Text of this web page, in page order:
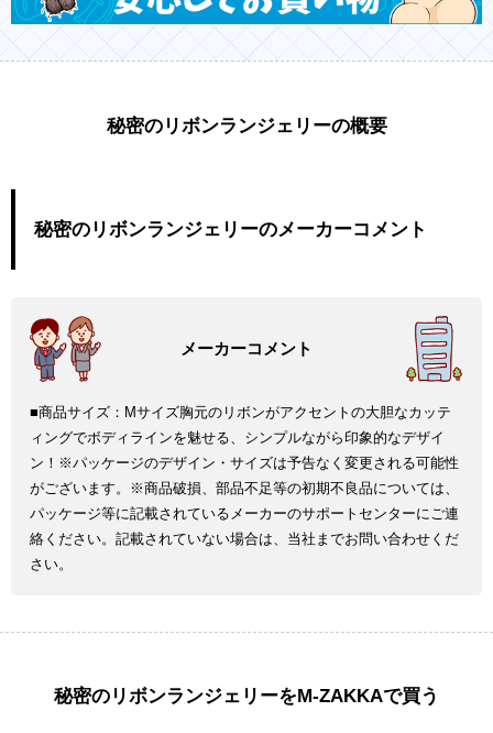
秘密のリボンランジェリーの概要
秘密のリボンランジェリーのメーカーコメント
■商品サイズ：Mサイズ胸元のリボンがアクセントの大胆なカッテ
ィングでボディラインを魅せる、シンプルながら印象的なデザイ
ン！※パッケージのデザイン・サイズは予告なく変更される可能性
がございます。※商品破損、部品不足等の初期不良品については、
パッケージ等に記載されているメーカーのサポートセンターにご連
絡ください。記載されていない場合は、当社までお問い合わせくだ
さい。
秘密のリボンランジェリーをM-ZAKKAで買う